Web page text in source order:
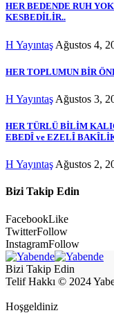
HER BEDENDE RUH
KESBEDİLİR..
H Yayıntaş Ağustos 4,
HER TOPLUMUN BİR
H Yayıntaş Ağustos 3,
HER TÜRLÜ BİLİM
EBEDÎ ve EZELÎ
H Yayıntaş Ağustos 2,
Bizi Takip Edin
FacebookLike
TwitterFollow
InstagramFollow
Bizi Takip Edin
Telif Hakkı © 2024
Hoşgeldiniz